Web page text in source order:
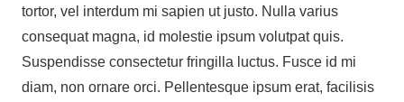
tortor, vel interdum mi sapien ut justo. Nulla varius
consequat magna, id molestie ipsum volutpat quis.
Suspendisse consectetur fringilla luctus. Fusce id mi
diam, non ornare orci. Pellentesque ipsum erat, facilisis